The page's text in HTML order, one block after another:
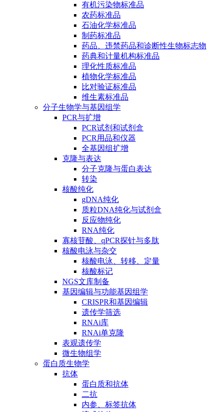
有机污染物标准品
农药标准品
石油化学标准品
制药标准品
药品、违禁药品和诊断性生物标志物
药典和计量机构标准品
理化性质标准品
植物化学标准品
比对验证标准品
维生素标准品
分子生物学与基因组学
PCR与扩增
PCR试剂和试剂盒
PCR用品和仪器
全基因组扩增
克隆与表达
分子克隆与蛋白表达
转染
核酸纯化
gDNA纯化
质粒DNA纯化与试剂盒
反应物纯化
RNA纯化
寡核苷酸、qPCR探针与多肽
核酸电泳与杂交
核酸电泳、转移、定量
核酸标记
NGS文库制备
基因编辑与功能基因组学
CRISPR和基因编辑
遗传学筛选
RNAi库
RNAi单克隆
表观遗传学
微生物组学
蛋白质生物学
抗体
蛋白质和抗体
二抗
内参、标签抗体